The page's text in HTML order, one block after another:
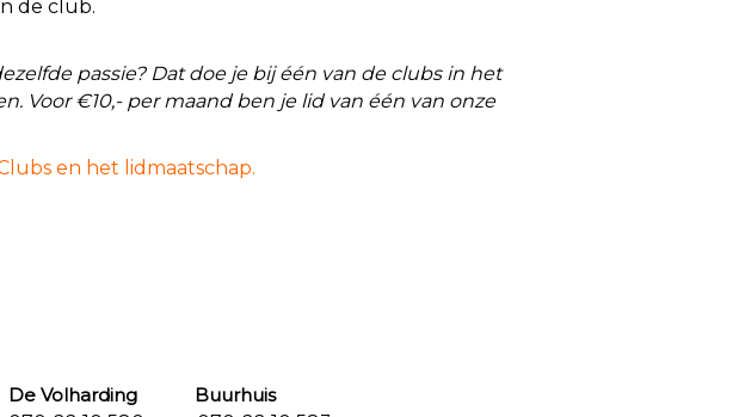
de club.
passie? Dat doe je bij één van de clubs in het
Voor €10,- per maand ben je lid van één van onze
en het lidmaatschap.
De Volharding Buurhuis